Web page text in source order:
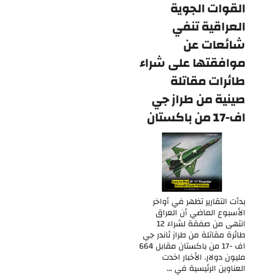
القوات الجوية
العراقية تنفي
شائعات عن
موافقتها على شراء
طائرات مقاتلة
صينية من طراز جي
اف-17 من باكستان
بدأت التقارير تظهر في أواخر
الأسبوع الماضي أن العراق
انتهى من صفقة لشراء 12
طائرة مقاتلة من طراز ثاندر جي
اف -17 من باكستان مقابل 664
مليون دولار. الأخبار اخدت
العناوين الرئيسية في ...